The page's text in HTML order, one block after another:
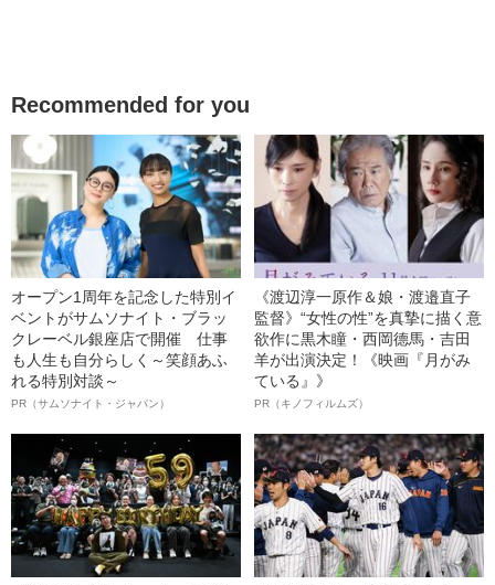
Recommended for you
オープン1周年を記念した特別イ
ベントがサムソナイト・ブラッ
クレーベル銀座店で開催 仕事
も人生も自分らしく～笑顔あふ
れる特別対談～
PR（サムソナイト・ジャパン）
《渡辺淳一原作＆娘・渡邉直子
監督》“女性の性”を真摯に描く意
欲作に黒木瞳・西岡德馬・吉田
羊が出演決定！《映画『月がみ
ている』》
PR（キノフィルムズ）